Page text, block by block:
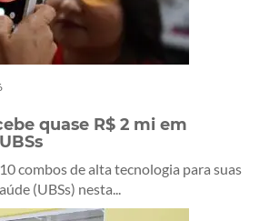
quase R$ 2 mi em
combos de alta tecnologia para suas
(UBSs) nesta...